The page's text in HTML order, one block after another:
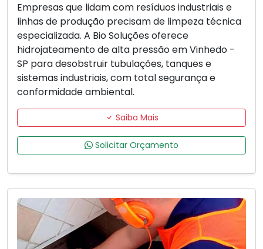
Empresas que lidam com resíduos industriais e
linhas de produção precisam de limpeza técnica
especializada. A Bio Soluções oferece
hidrojateamento de alta pressão em Vinhedo -
SP para desobstruir tubulações, tanques e
sistemas industriais, com total segurança e
conformidade ambiental.
Saiba Mais
Solicitar Orçamento